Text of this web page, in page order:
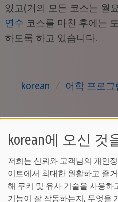
있고(거의 모든 코스는 월
연수 코스를 마친 후에는
하도록 하고 있습니다.
korean / 어학 프로그
온라
영어, 스페인어, 독일
korean에 오신 것
저희는 신뢰와 고객님의 개인
이트에서 최대한 원활하고 즐
해 쿠키 및 유사 기술을 사용하
기능이 잘 작동하는지, 무엇을